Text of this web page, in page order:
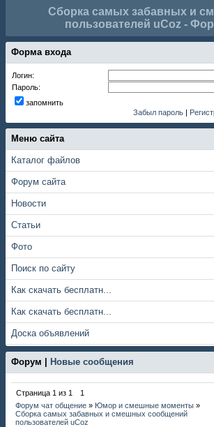
Сборка самых забавных и
пользователей uCoz -
Форма входа
Логин:
Пароль:
запомнить
Забыл пароль |
Меню сайта
Каталог файлов
Форум сайта
Новости
Статьи
Фото
Поиск по сайту
Как скачать бесплатн...
Как скачать бесплатн...
Доска объявлений
Форум | Новые сообщения
Страница 1 из 1
1
Форум чат общение » Юмор и смешные моменты »
Сборка самых забавных и смешных сообщений
пользователей uCoz